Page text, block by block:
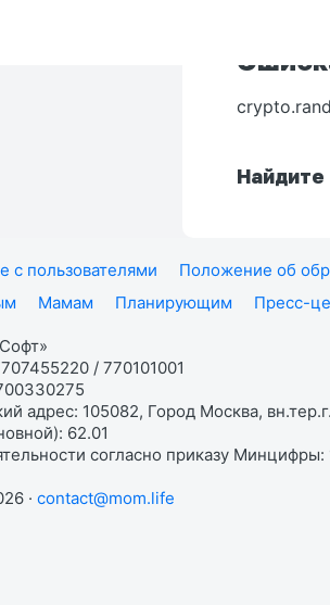
Найдите
с пользователями Положение об
Мамам Планирующим Пресс-
/ 770101001
адрес: 105082, Город Москва,
62.01
согласно приказу Минцифры:
· contact@mom.life